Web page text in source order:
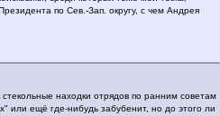
по Сев.-Зап. округу, с чем Андрея
находки отрядов по ранним советам
или ещё где-нибудь забубенит, но до этого ли